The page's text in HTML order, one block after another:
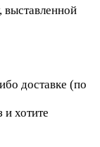
выставленной
доставке (по
и хотите